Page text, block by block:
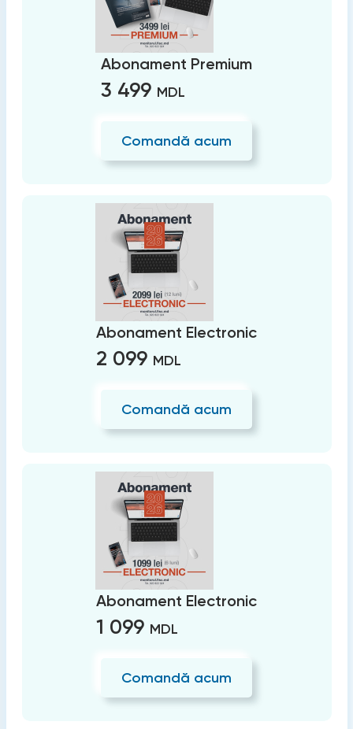
Abonament Premium
3 499 MDL
Comandă acum
Abonament Electronic
2 099 MDL
Comandă acum
Abonament Electronic
1 099 MDL
Comandă acum